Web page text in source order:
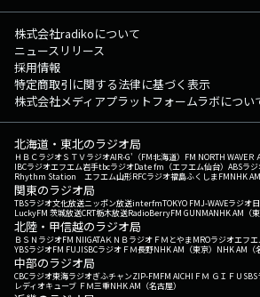
株式会社radikoについて
ニュースリリース
採用情報
特定商取引に関する法律に基づく表示
株式会社メディアプラットフォームラボについ
北海道・東北のラジオ局
ＨＢＣラジオＳＴＶラジオAIR-G'（FM北海道） FM NORTH WAVEＲ
IBCラジオエフエム岩手tbcラジオDate fm（エフエム仙台） ABSラ
Rhythm Station エフエム山形RFCラジオ福島ふくしまFMNHK
関東のラジオ局
TBSラジオ文化放送ニッポン放送interfmTOKYO FMJ-WAVEラジオ
LuckyFM 茨城放送CRT栃木放送RadioBerryFM GUNMANHK AM（東
北陸・甲信越のラジオ局
ＢＳＮラジオFM NIIGATAＫＮＢラジオ ＦＭとやまMROラジオエフエ
YBSラジオFM FUJISBCラジオ ＦＭ長野NHK AM（東京） NHK AM（
中部のラジオ局
CBCラジオ東海ラジオぎふチャンZIP-FMFM AICHI ＦＭ ＧＩＦＵ
レディオキューブ ＦＭ三重NHK AM（名古屋）